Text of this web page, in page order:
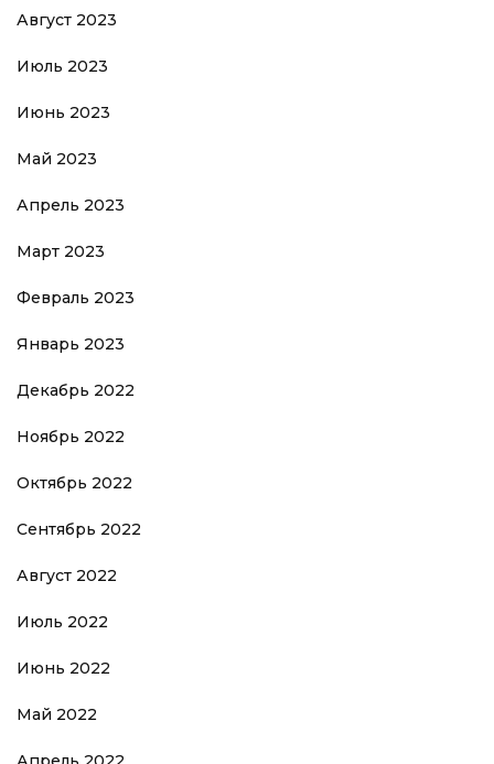
Август 2023
Июль 2023
Июнь 2023
Май 2023
Апрель 2023
Март 2023
Февраль 2023
Январь 2023
Декабрь 2022
Ноябрь 2022
Октябрь 2022
Сентябрь 2022
Август 2022
Июль 2022
Июнь 2022
Май 2022